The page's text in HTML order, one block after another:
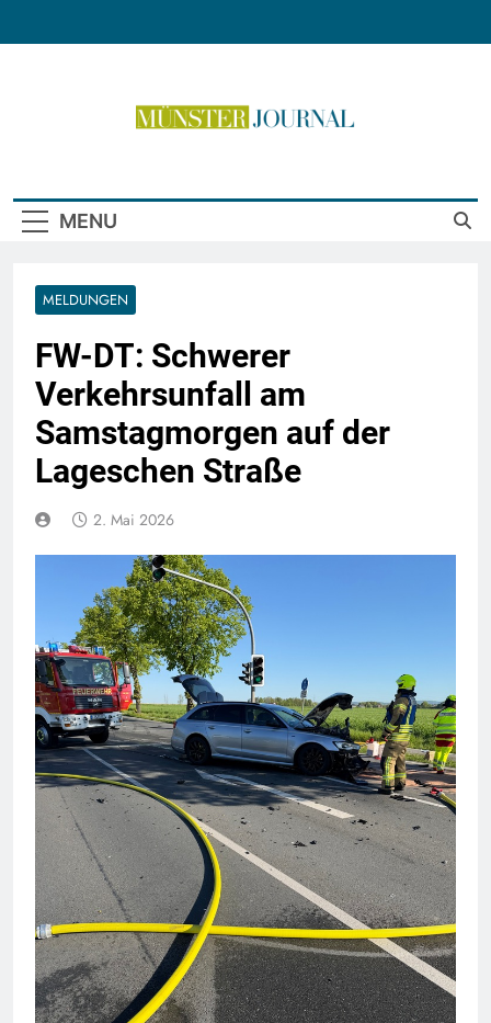
MENU
MELDUNGEN
FW-DT: Schwerer
Verkehrsunfall am
Samstagmorgen auf der
Lageschen Straße
2. Mai 2026